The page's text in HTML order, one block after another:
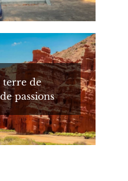
terre de
passions